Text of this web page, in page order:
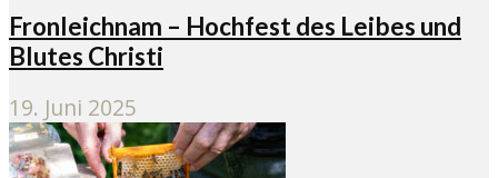
Fronleichnam – Hochfest des Leibes und
Blutes Christi
19. Juni 2025